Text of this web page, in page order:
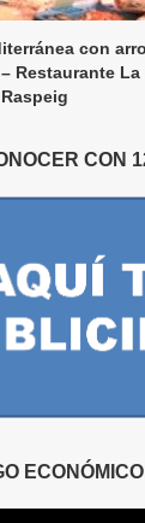
con
Restaurante La
CON
ECONÓMICO